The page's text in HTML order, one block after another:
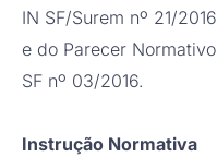
IN SF/Surem nº 21/2016
e do Parecer Normativo
SF nº 03/2016.
Instrução Normativa